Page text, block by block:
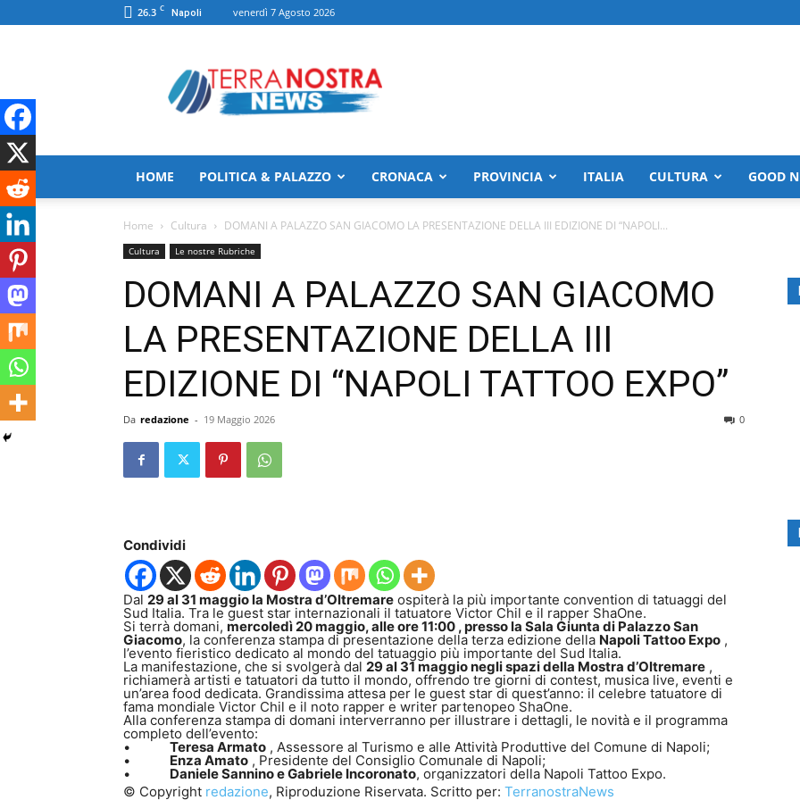
26.3 C Napoli venerdì 7 Agosto 2026
HOME POLITICA & PALAZZO CRONACA PROVINCIA ITALIA CULTURA GOOD
Home Cultura DOMANI A PALAZZO SAN GIACOMO LA PRESENTAZIONE DELLA III EDIZIONE DI “NAPOLI...
Cultura Le nostre Rubriche
DOMANI A PALAZZO SAN GIACOMO
LA PRESENTAZIONE DELLA III
EDIZIONE DI “NAPOLI TATTOO EXPO”
Da redazione - 19 Maggio 2026 0
Condividi
Dal 29 al 31 maggio la Mostra d’Oltremare ospiterà la più importante convention di tatuaggi del
Sud Italia. Tra le guest star internazionali il tatuatore Victor Chil e il rapper ShaOne.
Si terrà domani, mercoledì 20 maggio, alle ore 11:00 , presso la Sala Giunta di Palazzo San
Giacomo, la conferenza stampa di presentazione della terza edizione della Napoli Tattoo Expo ,
l’evento fieristico dedicato al mondo del tatuaggio più importante del Sud Italia.
La manifestazione, che si svolgerà dal 29 al 31 maggio negli spazi della Mostra d’Oltremare ,
richiamerà artisti e tatuatori da tutto il mondo, offrendo tre giorni di contest, musica live, eventi e
un’area food dedicata. Grandissima attesa per le guest star di quest’anno: il celebre tatuatore di
fama mondiale Victor Chil e il noto rapper e writer partenopeo ShaOne.
Alla conferenza stampa di domani interverranno per illustrare i dettagli, le novità e il programma
completo dell’evento:
• Teresa Armato , Assessore al Turismo e alle Attività Produttive del Comune di Napoli;
• Enza Amato , Presidente del Consiglio Comunale di Napoli;
• Daniele Sannino e Gabriele Incoronato, organizzatori della Napoli Tattoo Expo.
© Copyright redazione, Riproduzione Riservata. Scritto per: TerranostraNews